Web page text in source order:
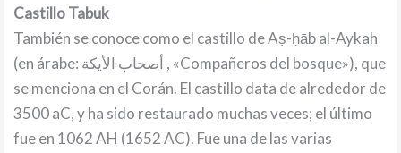
Castillo Tabuk
También se conoce como el castillo de Aṣ-ḥāb al-Aykah
(en árabe: أصحاب الأيكة , «Compañeros del bosque»), que
se menciona en el Corán.​ El castillo data de alrededor de
3500 aC, y ha sido restaurado muchas veces; el último
fue en 1062 AH (1652 AC). Fue una de las varias